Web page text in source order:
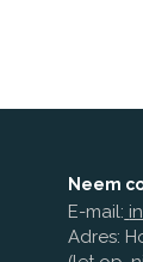
Neem
E-mail:
Adres: